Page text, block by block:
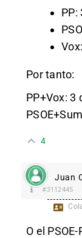
PP:
Por tanto:
PP+Vox: 3
4
Juan
#3112445
O el